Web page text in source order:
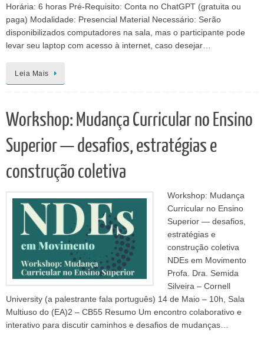
Horária: 6 horas Pré-Requisito: Conta no ChatGPT (gratuita ou
paga) Modalidade: Presencial Material Necessário: Serão
disponibilizados computadores na sala, mas o participante pode
levar seu laptop com acesso à internet, caso desejar…
Leia Mais
Workshop: Mudança Curricular no Ensino
Superior — desafios, estratégias e
construção coletiva
Workshop: Mudança
Curricular no Ensino
Superior — desafios,
estratégias e
construção coletiva
NDEs em Movimento
Profa. Dra. Semida
Silveira – Cornell
University (a palestrante fala português) 14 de Maio – 10h, Sala
Multiuso do (EA)2 – CB55 Resumo Um encontro colaborativo e
interativo para discutir caminhos e desafios de mudanças…